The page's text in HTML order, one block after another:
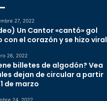
27, 2022
Un Cantor «cantó» gol
con el corazón y se hizo viral
26, 2022
billetes de algodón? Vea
dejan de circular a partir
de marzo
24, 2022